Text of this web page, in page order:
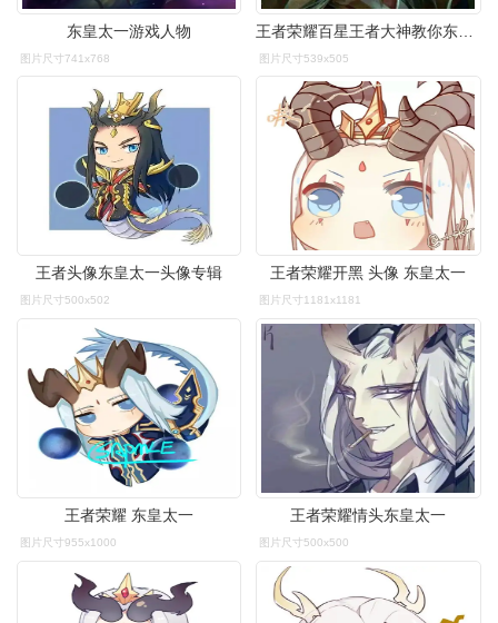
东皇太一游戏人物
图片尺寸741x768 图片尺寸539x505
王者头像东皇太一头像专辑
图片尺寸500x502
王者荣耀开黑 头像 东皇太一
图片尺寸1181x1181
王者荣耀 东皇太一
图片尺寸955x1000
王者荣耀情头东皇太一
图片尺寸500x500